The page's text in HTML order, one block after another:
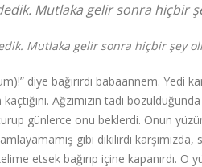
Mutlaka gelir sonra hiçbir
Mutlaka gelir sonra hiçbir şey
diye bağırırdı babaannem. Yedi
Ağzımızın tadı
günlerce onu beklerdi. Onun
gibi dikilirdi
etsek bağırıp içine kapanırdı. O